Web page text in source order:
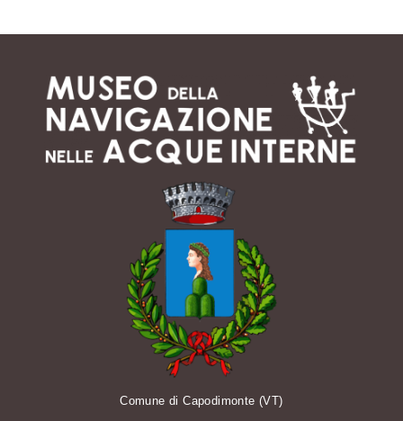
Comune di Capodimonte (VT)